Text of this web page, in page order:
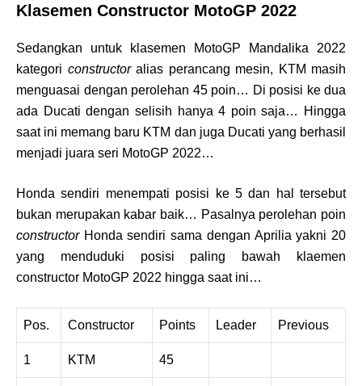
Klasemen Constructor MotoGP 2022
Sedangkan untuk klasemen MotoGP Mandalika 2022
kategori constructoralias perancang mesin, KTM masih
menguasai dengan perolehan 45 poin… Di posisi ke dua
ada Ducati dengan selisih hanya 4 poin saja… Hingga
saat ini memang baru KTM dan juga Ducati yang berhasil
menjadi juara seri MotoGP 2022…
Honda sendiri menempati posisi ke 5 dan hal tersebut
bukan merupakan kabar baik… Pasalnya perolehan poin
constructorHonda sendiri sama dengan Aprilia yakni 20
yang menduduki posisi paling bawah klaemen
constructor MotoGP 2022 hingga saat ini…
Pos. Constructor Points Leader Previous
1 KTM 45